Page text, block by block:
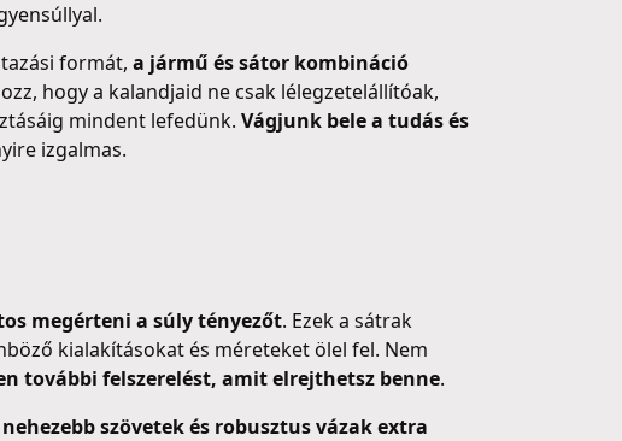
formát, a jármű és sátor kombináció
hogy a kalandjaid ne csak lélegzetelállítóak,
mindent lefedünk. Vágjunk bele a tudás és
izgalmas.
megérteni a súly tényezőt. Ezek a sátrak
kialakításokat és méreteket ölel fel. Nem
további felszerelést, amit elrejthetsz benne.
szövetek és robusztus vázak extra